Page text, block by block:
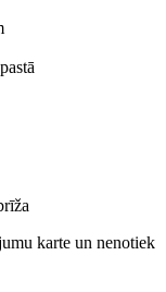
karte un nenotiek